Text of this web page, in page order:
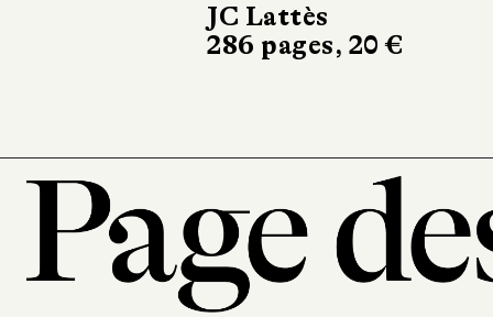
JC Lattès
286 pages, 20 €
Marchialy
450 pages, 23 €